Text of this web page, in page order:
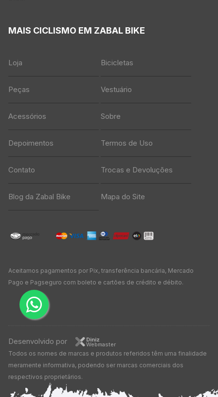
MAIS CICLISMO EM ZABAL BIKE
Loja Bicicletas
Peças Vestuário
Acessórios Sobre
Depoimentos Termos de Uso
Contato Trocas e Devoluções
Blog da Zabal Bike Mapa do Site
Aceitamos pagamentos por Pix, transferência bancária, Mercado
Pago e Pagseguro com boleto e cartões de crédito e débito.
Desenvolvido por Diniz
Webmaster
Todos os nomes de marcas e produtos referidos têm uma finalidade
meramente informativa, podendo ser marcas comerciais dos
respectivos proprietários.